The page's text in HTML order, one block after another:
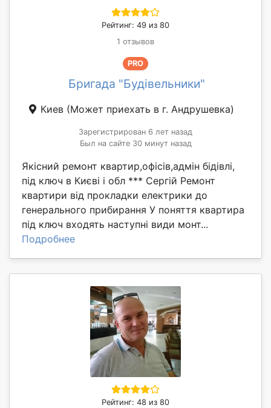
Рейтинг: 49 из 80
1 отзывов
PRO
Бригада "Будівельники"
Киев (Может приехать в г. Андрушевка)
Зарегистрирован 6 лет назад
Был на сайте 30 минут назад
Якісний ремонт квартир,офісів,адмін бідівлі,
під ключ в Києві і обл *** Сергій Ремонт
квартири від прокладки електрики до
генерального прибирання У поняття квартира
під ключ входять наступні види монт...
Подробнее
Рейтинг: 48 из 80